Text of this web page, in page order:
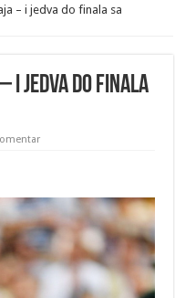
– i jedva do finala sa
i jedva do finala